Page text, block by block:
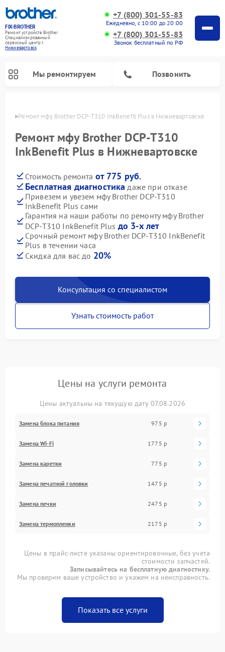
FIX-BROTHER
Ремонт устройств Brother
Специализированный
cервисный центр г.
Нижневартовск
+7 (800) 301-55-83
Ежедневно, с 10:00 до 20:00
+7 (800) 301-55-83
Звонок бесплатный по РФ
Мы ремонтируем Позвонить
Ремонт мфу Brother DCP-T310 InkBenefit Plus в Нижневартовске
Ремонт мфу Brother DCP-T310
InkBenefit Plus в Нижневартовске
Стоимость ремонта от 775 руб.
Бесплатная диагностика даже при отказе
Привезем и увезем мфу Brother DCP-T310
InkBenefit Plus сами
Гарантия на наши работы по ремонту мфу Brother
DCP-T310 InkBenefit Plus до 3-х лет
Срочный ремонт мфу Brother DCP-T310 InkBenefit
Plus в течении часа
Скидка для вас до 20%
Консультация со специалистом
Узнать стоимость работ
Цены на услуги ремонта
Цены актуальны на текущую дату 07.08.2026
Замена блока питания 975 р
Замена Wi-Fi 1775 р
Замена каретки 775 р
Замена печатной головки 1475 р
Замена печки 2475 р
Замена термопленки 2175 р
Цены в прайс-листе указаны ориентировочные, без учета
стоимости запчастей.
Записывайтесь на бесплатную диагностику.
Мы проверим ваше устройство и укажем на неисправность.
Показать все услуги